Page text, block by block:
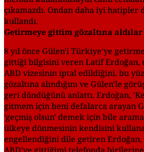
çıkamazdı. Ondan daha iyi
kullandı.
Getirmeye gittim gözaltına aldılar
8 yıl önce Gülen'i Türkiye'ye
gittiği bilgisini veren Latif Erdoğan,
ABD vizesinin iptal edildiğini, bu
gözaltına alındığını ve Gülen'le
geri döndüğünü anlattı. Erdoğan,
gitmem için beni defalarca arayan
'geçmiş olsun' demek için bile
ülkeye dönmesinin kendisini
engellendiğini dile getiren